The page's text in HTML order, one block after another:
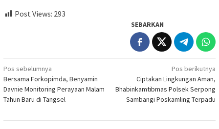
Post Views: 293
SEBARKAN
Navigasi
pos
Pos sebelumnya
Bersama Forkopimda, Benyamin
Davnie Monitoring Perayaan Malam
Tahun Baru di Tangsel
Pos berikutnya
Ciptakan Lingkungan Aman,
Bhabinkamtibmas Polsek Serpong
Sambangi Poskamling Terpadu